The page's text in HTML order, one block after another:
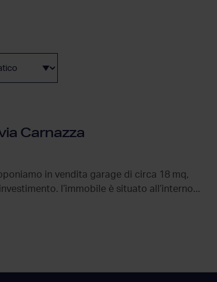
Carnazza
in vendita garage di circa 18 mq,
l’immobile è situato all’interno...